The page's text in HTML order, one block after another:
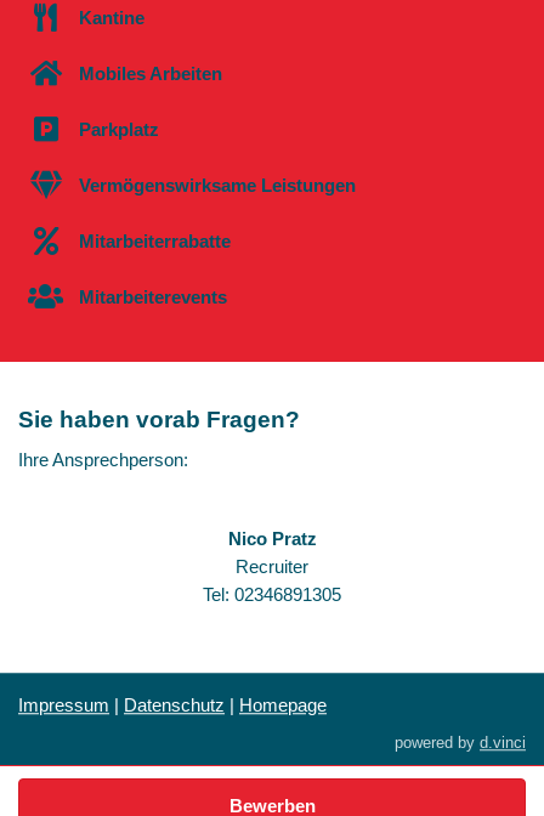
Kantine
Mobiles Arbeiten
Parkplatz
Vermögenswirksame Leistungen
Mitarbeiterrabatte
Mitarbeiterevents
Sie haben vorab Fragen?
Ihre Ansprechperson:
Nico Pratz
Recruiter
Tel: 02346891305
Bewerben
Impressum | Datenschutz | Homepage
powered by d.vinci